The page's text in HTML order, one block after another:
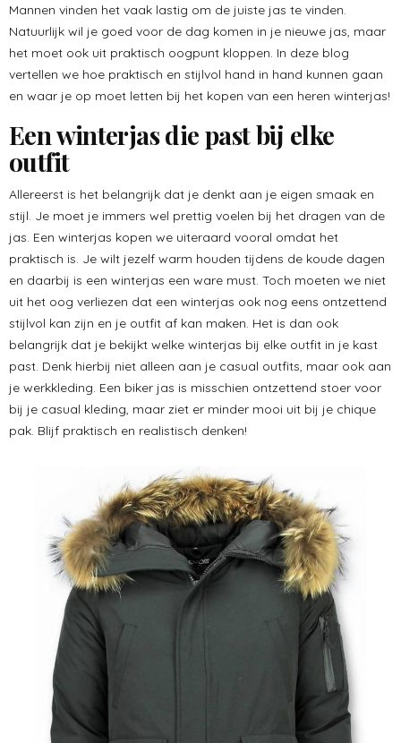
Mannen vinden het vaak lastig om de juiste jas te vinden.
Natuurlijk wil je goed voor de dag komen in je nieuwe jas, maar
het moet ook uit praktisch oogpunt kloppen. In deze blog
vertellen we hoe praktisch en stijlvol hand in hand kunnen gaan
en waar je op moet letten bij het kopen van een heren winterjas!
Een winterjas die past bij elke
outfit
Allereerst is het belangrijk dat je denkt aan je eigen smaak en
stijl. Je moet je immers wel prettig voelen bij het dragen van de
jas. Een winterjas kopen we uiteraard vooral omdat het
praktisch is. Je wilt jezelf warm houden tijdens de koude dagen
en daarbij is een winterjas een ware must. Toch moeten we niet
uit het oog verliezen dat een winterjas ook nog eens ontzettend
stijlvol kan zijn en je outfit af kan maken. Het is dan ook
belangrijk dat je bekijkt welke winterjas bij elke outfit in je kast
past. Denk hierbij niet alleen aan je casual outfits, maar ook aan
je werkkleding. Een biker jas is misschien ontzettend stoer voor
bij je casual kleding, maar ziet er minder mooi uit bij je chique
pak. Blijf praktisch en realistisch denken!